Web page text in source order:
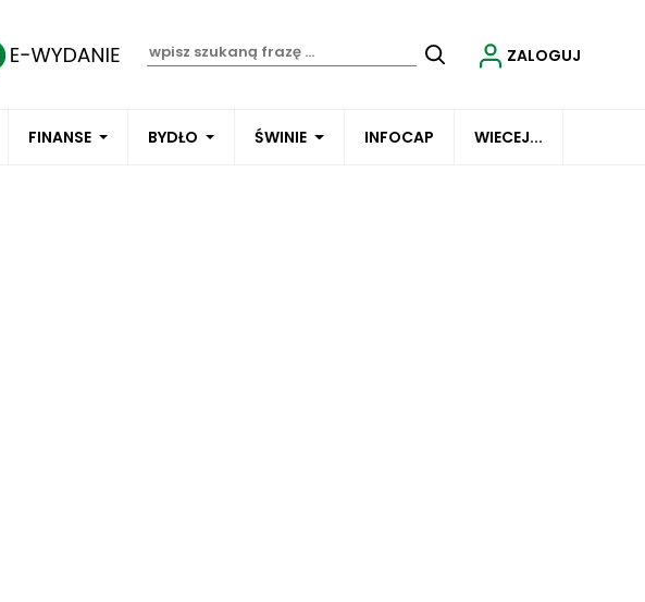
FINANSE BYDŁO ŚWINIE INFOCAP WIECEJ...
ZALOGUJ